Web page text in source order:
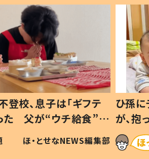
登校、息子は「ギフテ
た 父が“ウチ給食”を
る理由とは #令和の親
ほ・とせなNEWS編集部
ひ孫
が、
「涙が
い」